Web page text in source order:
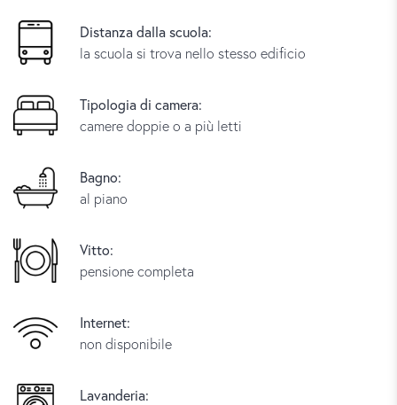
Distanza dalla scuola:
la scuola si trova nello stesso edificio
Tipologia di camera:
camere doppie o a più letti
Bagno:
al piano
Vitto:
pensione completa
Internet:
non disponibile
Lavanderia: